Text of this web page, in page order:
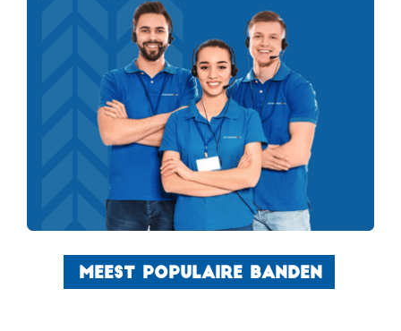
MEEST POPULAIRE BANDEN